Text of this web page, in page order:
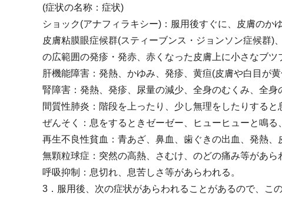
(症状の名称：症状)
ショック(アナフィラキシー)：服用後すぐに、皮膚のか
皮膚粘膜眼症候群(スティーブンス・ジョンソン症候群
の広範囲の発疹・発赤、赤くなった皮膚上に小さなブ
肝機能障害：発熱、かゆみ、発疹、黄疸(皮膚や白目が
腎障害：発熱、発疹、尿量の減少、全身のむくみ、全
間質性肺炎：階段を上ったり、少し無理をしたりする
ぜんそく：息をするときゼーゼー、ヒューヒューと鳴る
再生不良性貧血：青あざ、鼻血、歯ぐきの出血、発熱
無顆粒球症：突然の高熱、さむけ、のどの痛み等があら
呼吸抑制：息切れ、息苦しさ等があらわれる。
3．服用後、次の症状があらわれることがあるので、こ